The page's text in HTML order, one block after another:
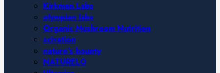
Kirkman Labs
olympian labs
Organic Mushroom Nutrition
scivation
nature’s bounty
NATURELO